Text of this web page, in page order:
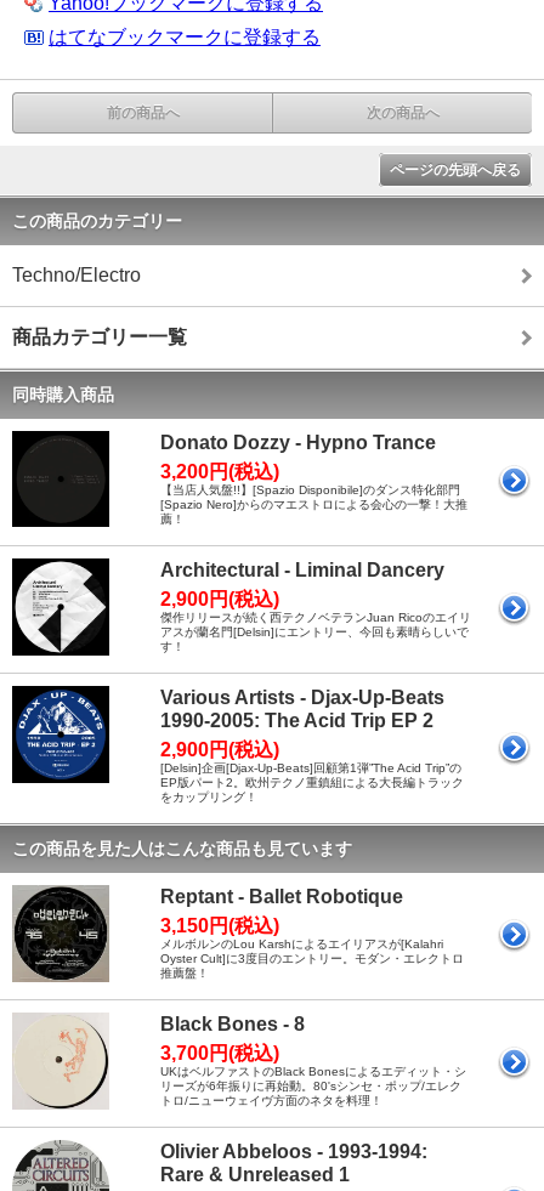
はてなブックマークに登録する
前の商品へ 次の商品へ
ページの先頭へ戻る
この商品のカテゴリー
Techno/Electro
商品カテゴリー一覧
同時購入商品
Donato Dozzy - Hypno Trance
3,200円(税込)
【当店人気盤!!】[Spazio Disponibile]のダンス特化部門
[Spazio Nero]からのマエストロによる会心の一撃！大推
薦！
Architectural - Liminal Dancery
2,900円(税込)
傑作リリースが続く西テクノベテランJuan Ricoのエイリ
アスが蘭名門[Delsin]にエントリー、今回も素晴らしいで
す！
Various Artists - Djax-Up-Beats
1990-2005: The Acid Trip EP 2
2,900円(税込)
[Delsin]企画[Djax-Up-Beats]回顧第1弾”The Acid Trip”の
EP版パート2。欧州テクノ重鎮組による大長編トラック
をカップリング！
この商品を見た人はこんな商品も見ています
Reptant - Ballet Robotique
3,150円(税込)
メルボルンのLou Karshによるエイリアスが[Kalahri
Oyster Cult]に3度目のエントリー。モダン・エレクトロ
推薦盤！
Black Bones - 8
3,700円(税込)
UKはベルファストのBlack Bonesによるエディット・シ
リーズが6年振りに再始動。80'sシンセ・ポップ/エレク
トロ/ニューウェイヴ方面のネタを料理！
Olivier Abbeloos - 1993-1994:
Rare & Unreleased 1